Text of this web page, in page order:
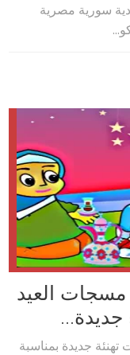
سورية مصرية
مسجات العيد
جديدة...
جديدة بمناسبة